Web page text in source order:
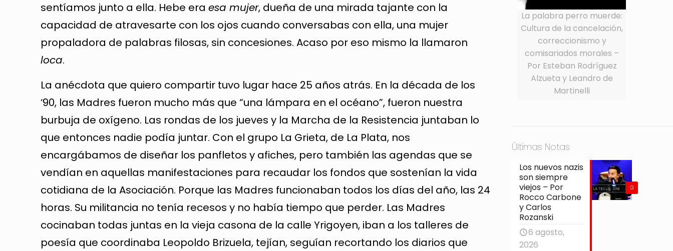
sentíamos junto a ella. Hebe eraesa mujer, dueña de una mirada tajante con la
capacidad de atravesarte con los ojos cuando conversabas con ella, una mujer
propaladora de palabras filosas, sin concesiones. Acaso por eso mismo la llamaron
loca.
La anécdota que quiero compartir tuvo lugar hace 25 años atrás. En la década de los
‘90, las Madres fueron mucho más que “una lámpara en el océano”, fueron nuestra
burbuja de oxígeno. Las rondas de los jueves y la Marcha de la Resistencia juntaban lo
que entonces nadie podía juntar. Con el grupo La Grieta, de La Plata, nos
encargábamos de diseñar los panfletos y afiches, pero también las agendas que se
vendían en aquellas manifestaciones para recaudar los fondos que sostenían la vida
cotidiana de la Asociación. Porque las Madres funcionaban todos los días del año, las 24
horas. Su militancia no tenía recesos y no había tiempo que perder. Las Madres
cocinaban todas juntas en la vieja casona de la calle Yrigoyen, iban a los talleres de
poesía que coordinaba Leopoldo Brizuela, tejían, seguían recortando los diarios que
La palabra perro muerde:
Cultura de la cancelación,
correccionismo y
comisariados morales –
Por Esteban Rodríguez
Alzueta y Leandro de
Martinelli
Últimas Notas
0
Los nuevos nazis
son siempre
viejos – Por
Rocco Carbone
y Carlos
Rozanski
6 agosto,
2026